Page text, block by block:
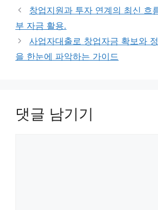
고
리
그
창업지원과 투자 연계의 최신 흐
부 자금 활용.
사업자대출로 창업자금 확보와
을 한눈에 파악하는 가이드
댓글 남기기